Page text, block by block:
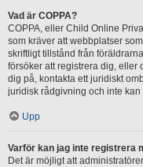
Vad är COPPA?
COPPA, eller Child Online
som kräver att webbplatser
skriftligt tillstånd från
försöker att registrera dig, eller
dig på, kontakta ett juridiskt
juridisk rådgivning och inte
Upp
Varför kan jag inte registrera
Det är möjligt att